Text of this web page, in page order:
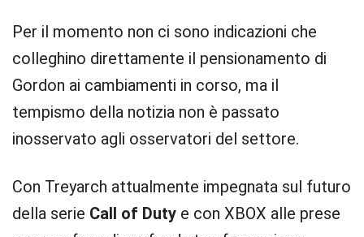
Per il momento non ci sono indicazioni che
colleghino direttamente il pensionamento di
Gordon ai cambiamenti in corso, ma il
tempismo della notizia non è passato
inosservato agli osservatori del settore.
Con Treyarch attualmente impegnata sul futuro
della serie Call of Duty e con XBOX alle prese